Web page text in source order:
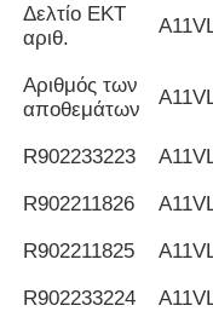
Δελτίο ΕΚΤ
αριθ.
Αριθμός των
αποθεμάτων
R902233223
R902211826
R902211825
R902233224